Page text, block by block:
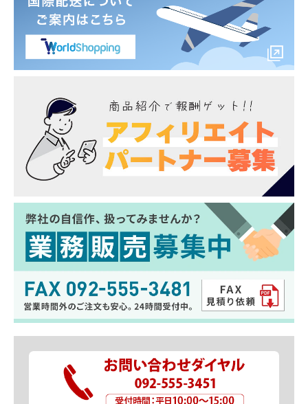
トヨタ カローラ クロス ハイブリット含む全グ
レード対応
ZVG11 ZSG10 ZVG15 2021年(令和3年)9月～
2023年(令和5年)9月
※2023年10月以降のマイナーチェンジ後の車両
は適合不可
商品番号